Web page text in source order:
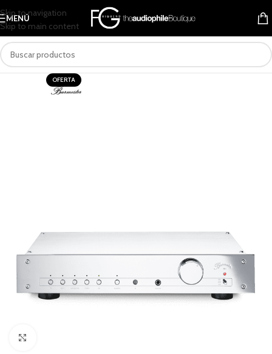
Skip to navigation
Skip to main content
MENÚ
OFERTA